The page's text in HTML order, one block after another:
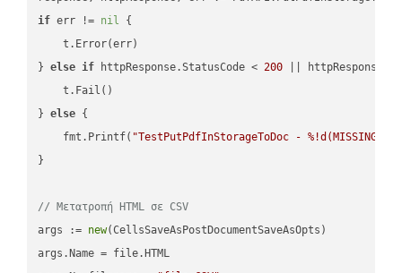
if err != nil {
    t.Error(err)
} else if httpResponse.StatusCode < 200 ||
    t.Fail()
} else {
    fmt.Printf(
"TestPutPdfInStorageToDoc - %!d(MISSING)\n"
}
// Μετατροπή HTML σε CSV
args := new(CellsSaveAsPostDocumentSaveAsOpts)
args.Name = file.HTML